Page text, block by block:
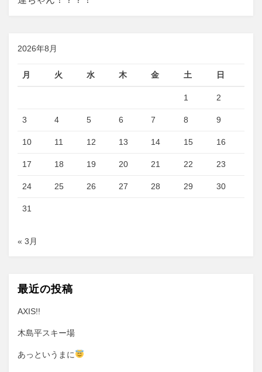
シ
ョ
2026年8月
月 火 水 木 金 土 日
1 2
3 4 5 6 7 8 9
10 11 12 13 14 15 16
17 18 19 20 21 22 23
24 25 26 27 28 29 30
31
« 3月
最近の投稿
AXIS!!
木島平スキー場
あっというまに